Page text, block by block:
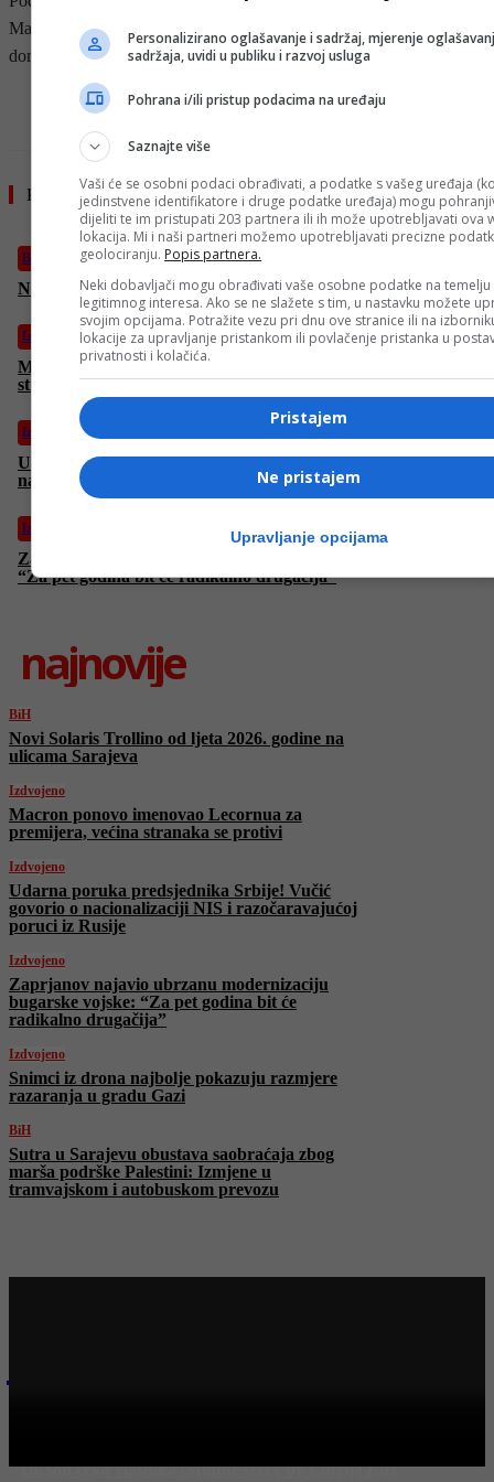
Maltu, gdje će naša reprezentacija odigrati prijateljski susret protiv
domaće reprezentacije.
- OGLAS -
Pročitajte još
BiH
Novi Solaris Trollino od ljeta 2026. godine na ulicama Sarajeva
Izdvojeno
Macron ponovo imenovao Lecornua za premijera, većina
stranaka se protivi
Izdvojeno
Udarna poruka predsjednika Srbije! Vučić govorio o
nacionalizaciji NIS i razočaravajućoj poruci iz Rusije
Izdvojeno
Zaprjanov najavio ubrzanu modernizaciju bugarske vojske:
“Za pet godina bit će radikalno drugačija”
najnovije
BiH
Novi Solaris Trollino od ljeta 2026. godine na
ulicama Sarajeva
Izdvojeno
Macron ponovo imenovao Lecornua za
premijera, većina stranaka se protivi
Izdvojeno
Udarna poruka predsjednika Srbije! Vučić
govorio o nacionalizaciji NIS i razočaravajućoj
poruci iz Rusije
Izdvojeno
Zaprjanov najavio ubrzanu modernizaciju
bugarske vojske: “Za pet godina bit će
radikalno drugačija”
Izdvojeno
Snimci iz drona najbolje pokazuju razmjere
razaranja u gradu Gazi
BiH
Sutra u Sarajevu obustava saobraćaja zbog
marša podrške Palestini: Izmjene u
tramvajskom i autobuskom prevozu
Tucson čeka vlasnika |Minute sreće by Lutrija BiH
Personalizirano oglašavanje i sadržaj, mjerenje
sadržaja, uvidi u publiku i razvoj usluga
Pohrana i/ili pristup podacima na uređaju
Saznajte više
Vaši će se osobni podaci obrađivati, a podatke s vašeg uređaja
jedinstvene identifikatore i druge podatke uređaja) mogu
dijeliti te im pristupati 203 partnera ili ih može upotrebljavati ova
lokacija. Mi i naši partneri možemo upotrebljavati precizne
geolociranju. Popis partnera.
Neki dobavljači mogu obrađivati vaše osobne podatke na temelju
legitimnog interesa. Ako se ne slažete s tim, u nastavku možete
svojim opcijama. Potražite vezu pri dnu ove stranice ili na
lokacije za upravljanje pristankom ili povlačenje pristanka u
privatnosti i kolačića.
Pristajem
Ne pristajem
Upravljanje opcijama